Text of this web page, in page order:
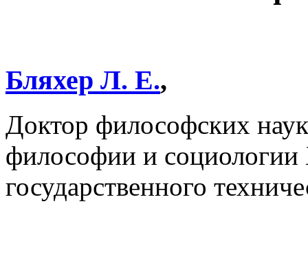
Бляхер Л. Е.,
Доктор философских
философии и социологии
государственного